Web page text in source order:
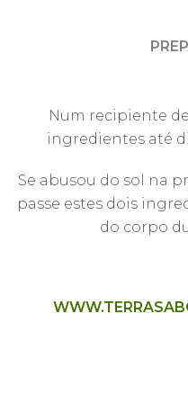
Num recipiente
ingredientes até
Se abusou do sol na
passe estes dois
do corpo